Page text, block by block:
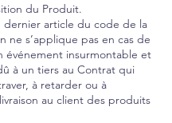
du Produit.
dernier article du code de la
ne s’applique pas en cas de
événement insurmontable et
à un tiers au Contrat qui
à retarder ou à
au client des produits